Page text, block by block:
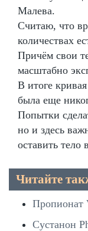
Малева.
Считаю, что
количествах
Причём свои
масштабно
В итоге
была еще
Попытки
но и здесь
оставить тело
Читайте
Пропионат
Сустанон